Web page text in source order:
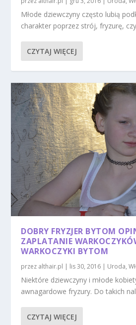
Młode dziewczyny często lubią
charakter poprzez strój, fryzurę,
CZYTAJ WIĘCEJ
DOBRY FRYZJER BYTOM
ZAPLATANIE
WARKOCZYKI BYTOM
przez althair.pl | lis 30, 2016 | Uroda,
Niektóre dziewczyny i młode
awnagardowe fryzury. Do takich
CZYTAJ WIĘCEJ